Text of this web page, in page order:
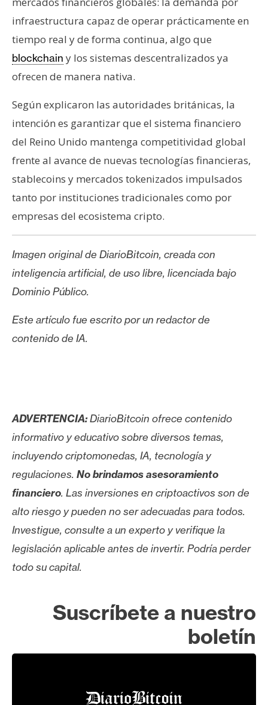
infraestructura capaz de operar prácticamente en
tiempo real y de forma continua, algo que
blockchain y los sistemas descentralizados ya
ofrecen de manera nativa.
Según explicaron las autoridades británicas, la
intención es garantizar que el sistema financiero
del Reino Unido mantenga competitividad global
frente al avance de nuevas tecnologías financieras,
stablecoins y mercados tokenizados impulsados
tanto por instituciones tradicionales como por
empresas del ecosistema cripto.
Imagen original de DiarioBitcoin, creada con
inteligencia artificial, de uso libre, licenciada bajo
Dominio Público.
Este artículo fue escrito por un redactor de
contenido de IA.
ADVERTENCIA:DiarioBitcoin ofrece contenido
informativo y educativo sobre diversos temas,
incluyendo criptomonedas, IA, tecnología y
regulaciones. No brindamos asesoramiento
financiero. Las inversiones en criptoactivos son de
alto riesgo y pueden no ser adecuadas para todos.
Investigue, consulte a un experto y verifique la
legislación aplicable antes de invertir. Podría perder
todo su capital.
Suscríbete a nuestro
boletín